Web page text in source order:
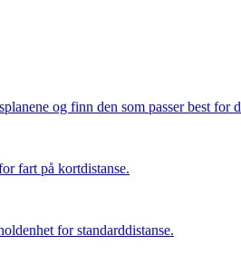
og finn den som passer best for
fart på kortdistanse.
for standarddistanse.